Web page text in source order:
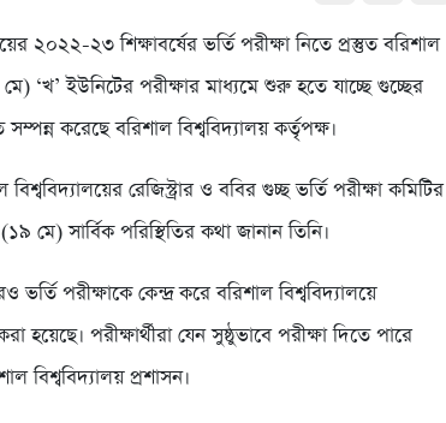
২০২২-২৩ শিক্ষাবর্ষের ভর্তি পরীক্ষা নিতে প্রস্তুত বরিশাল
‘খ’ ইউনিটের পরীক্ষার মাধ্যমে শুরু হতে যাচ্ছে গুচ্ছের
করেছে বরিশাল বিশ্ববিদ্যালয় কর্তৃপক্ষ।
রেজিস্ট্রার ও ববির গুচ্ছ ভর্তি পরীক্ষা কমিটির
মে) সার্বিক পরিস্থিতির কথা জানান তিনি।
পরীক্ষাকে কেন্দ্র করে বরিশাল বিশ্ববিদ্যালয়ে
পরীক্ষার্থীরা যেন সুষ্ঠুভাবে পরীক্ষা দিতে পারে
বিশ্ববিদ্যালয় প্রশাসন।